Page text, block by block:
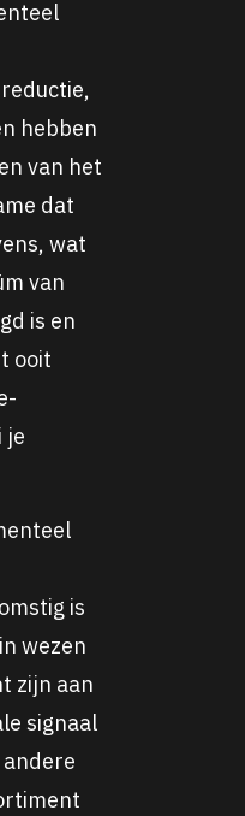
hebben
van het
dat
wat
van
is en
ooit
je
is
wezen
zijn aan
signaal